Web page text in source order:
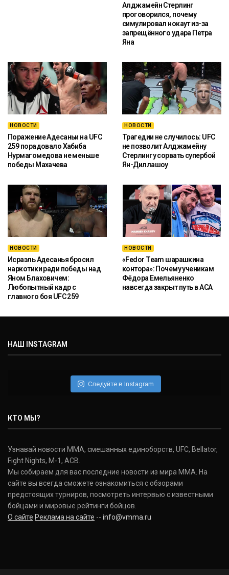
Алджамейн Стерлинг
проговорился, почему
симулировал нокаут из-за
запрещённого удара Петра
Яна
НОВОСТИ
Поражение Адесаньи на UFC
259 порадовало Хабиба
Нурмагомедова не меньше
победы Махачева
НОВОСТИ
Трагедии не случилось: UFC
не позволит Алджамейну
Стерлингу сорвать супербой
Ян-Диллашоу
НОВОСТИ
Исраэль Адесанья бросил
наркотики ради победы над
Яном Блаховичем:
Любопытный кадр с
главного боя UFC 259
НОВОСТИ
«Fedor Team шарашкина
контора»: Почему ученикам
Фёдора Емельяненко
навсегда закрыт путь в ACA
НАШ INSTAGRAM
Следуйте в Instagram
КТО МЫ?
Узнавай новости ММА, смешанных единоборств, UFC, Bellator,
Fight Nights, M-1, ACB.
Мы собираем для вас последние новости из мира ММА. На
сайте вы всегда сможете ознакомиться с обзорами
предстоящих турниров, посмотреть интервью с известными
бойцами и мировые рейтинги бойцов.
О сайте Реклама на сайте -- info@vmma.ru